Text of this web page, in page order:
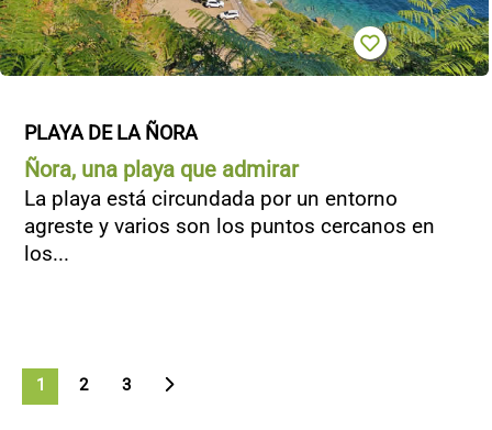
PLAYA DE LA ÑORA
Ñora, una playa que admirar
La playa está circundada por un entorno
agreste y varios son los puntos cercanos en
los...
1 2 3